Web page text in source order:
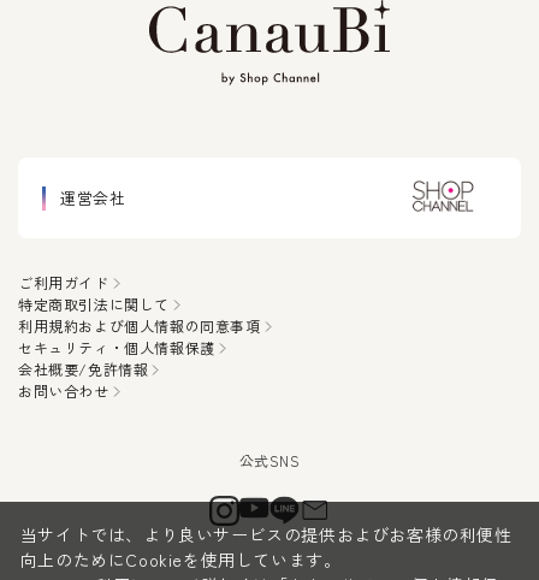
運営会社
ご利用ガイド
特定商取引法に関して
利用規約および個人情報の同意事項
セキュリティ・個人情報保護
会社概要/免許情報
お問い合わせ
当サイトでは、より良いサービスの提供およびお客様の利便性
向上のためにCookieを使用しています。